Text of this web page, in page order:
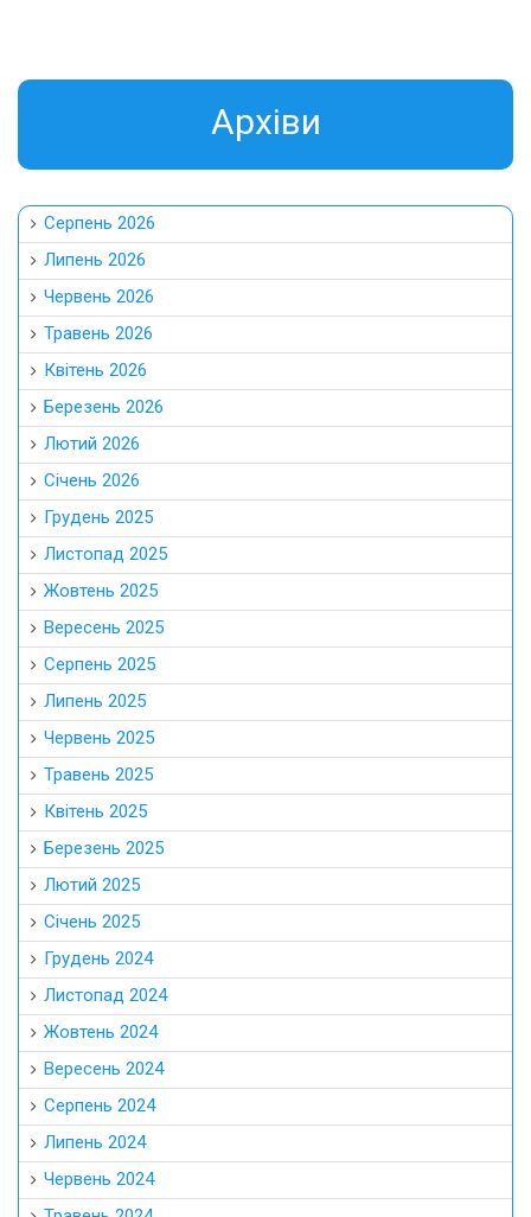
Aрхіви
Серпень 2026
Липень 2026
Червень 2026
Травень 2026
Квітень 2026
Березень 2026
Лютий 2026
Січень 2026
Грудень 2025
Листопад 2025
Жовтень 2025
Вересень 2025
Серпень 2025
Липень 2025
Червень 2025
Травень 2025
Квітень 2025
Березень 2025
Лютий 2025
Січень 2025
Грудень 2024
Листопад 2024
Жовтень 2024
Вересень 2024
Серпень 2024
Липень 2024
Червень 2024